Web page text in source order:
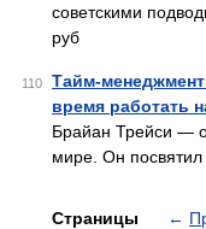
советскими
руб
110
Тайм-менеджмент
время работать
Брайан Трейси —
мире. Он
Страницы ←